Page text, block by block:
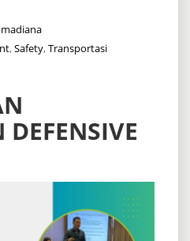
,Safety,Transportasi